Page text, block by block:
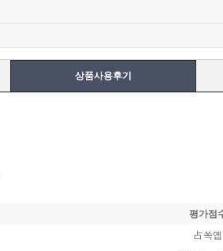
상품사용후기
평가점
占쏙옙